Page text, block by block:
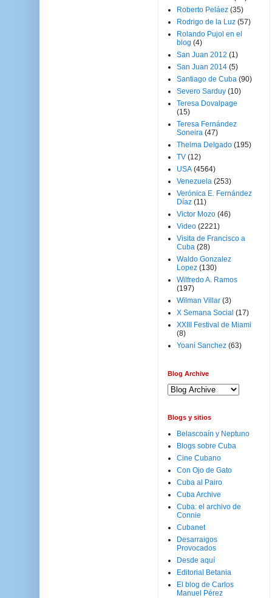
Roberto Peláez (35)
Rodrigo de la Luz (57)
Rolando Pujol en el
blog (4)
San Juan 2012 (1)
San Juan 2014 (5)
Santiago de Cuba (90)
Severo Sarduy (10)
Teresa Dovalpage
(15)
Teresa Fernández
Soneira (47)
Thelma Delgado (195)
TV (12)
USA (4564)
Venezuela (253)
Verónica E. Fernández
Díaz (11)
Victor Mozo (46)
Video (2221)
Visita de Francisco a
Cuba (28)
Waldo Gonzalez
Lopez (130)
Wilfredo A. Ramos
(197)
Wilman Villar (3)
X Semana Social (17)
XXIII Festival de Miami
(8)
Yoani Sanchez (63)
Blog Archive
Blogs y sitios
Belascoaín y Neptuno
Blogs sobre Cuba
Cine Cubano
Con Ojo de Gato
Cuba al Pairo
Cuba Archive
Cuba: el archivo de
Connie
Cubanet
Desarraigos
Provocados
Desde aquí
Editorial Betania
El blog de Carlos
Manuel Pérez